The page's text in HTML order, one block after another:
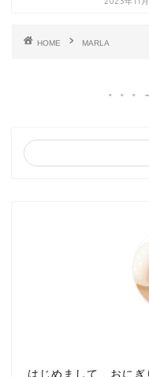
HOME MARLA
はじめまして、おに